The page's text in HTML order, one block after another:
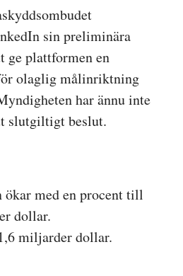
sin preliminära
ge plattformen en
olaglig målinriktning
har ännu inte
slutgiltigt beslut.
ökar med en procent till
dollar.
miljarder dollar.